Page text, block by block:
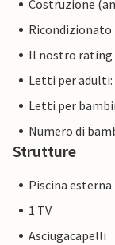
Costruzione
Ricondizionato
Il nostro rating
Letti per adulti:
Letti per
Numero di
Strutture
Piscina esterna
1 TV
Asciugacapelli